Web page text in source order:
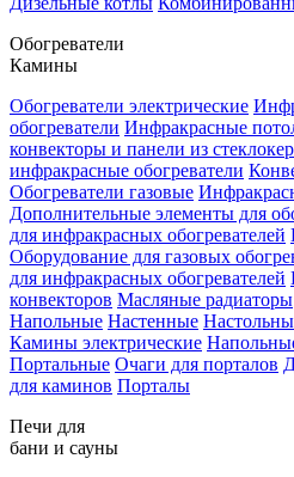
Обогреватели
Камины
Обогреватели электрические
обогреватели Инфракрасные
конвекторы и панели из
инфракрасные обогреватели
Обогреватели газовые
Дополнительные элементы для
для инфракрасных обогревателей
Оборудование для газовых
для инфракрасных обогревателей
конвекторов Масляные радиаторы
Напольные Настенные
Камины электрические
Портальные Очаги для порталов
для каминов Порталы
Печи для
бани и сауны